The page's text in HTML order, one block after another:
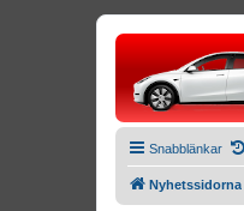
Snabblänkar
Nyhetssidorna